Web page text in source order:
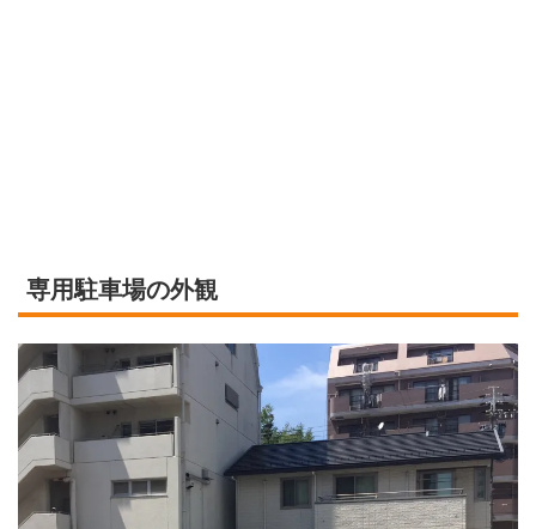
専用駐車場の外観